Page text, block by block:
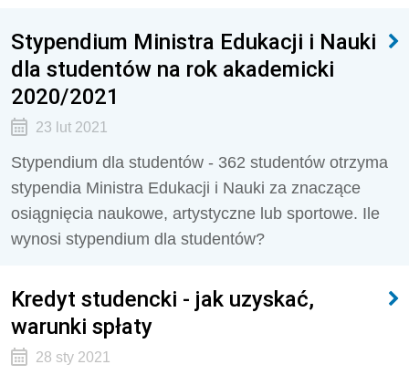
Stypendium Ministra Edukacji i Nauki
dla studentów na rok akademicki
2020/2021
23 lut 2021
Stypendium dla studentów - 362 studentów otrzyma
stypendia Ministra Edukacji i Nauki za znaczące
osiągnięcia naukowe, artystyczne lub sportowe. Ile
wynosi stypendium dla studentów?
Kredyt studencki - jak uzyskać,
warunki spłaty
28 sty 2021